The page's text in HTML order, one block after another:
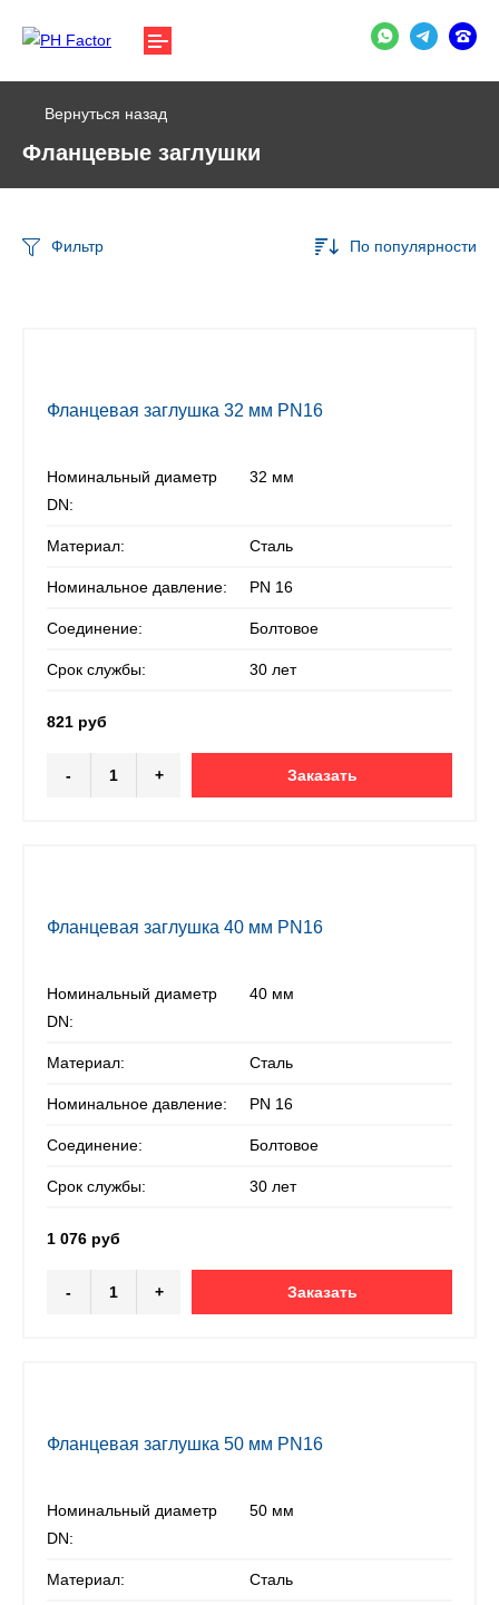
Вернуться назад
Фланцевые заглушки
Фильтр По популярности
Фланцевая заглушка 32 мм PN16
Номинальный диаметр
DN:
32 мм
Материал: Сталь
Номинальное давление: PN 16
Соединение: Болтовое
Срок службы: 30 лет
821 руб
- + Заказать
Фланцевая заглушка 40 мм PN16
Номинальный диаметр
DN:
40 мм
Материал: Сталь
Номинальное давление: PN 16
Соединение: Болтовое
Срок службы: 30 лет
1 076 руб
- + Заказать
Фланцевая заглушка 50 мм PN16
Номинальный диаметр
DN:
50 мм
Материал: Сталь